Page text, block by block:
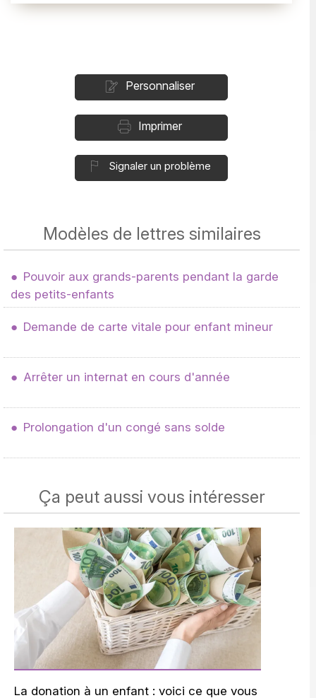
Personnaliser
Imprimer
Signaler un problème
Modèles de lettres similaires
Pouvoir aux grands-parents pendant la garde
des petits-enfants
Demande de carte vitale pour enfant mineur
Arrêter un internat en cours d'année
Prolongation d'un congé sans solde
Ça peut aussi vous intéresser
La donation à un enfant : voici ce que vous